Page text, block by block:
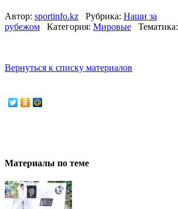
Автор: sportinfo.kz Рубрика: Наши за
рубежом
Категория: Мировые Тематика:
Вернуться к списку материалов
Материалы по теме